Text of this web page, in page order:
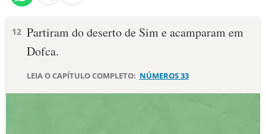
PALAVRA DO DIA
12 Partiram do deserto de Sim e acamparam em
Dofca.
LEIA O CAPÍTULO COMPLETO: NÚMEROS 33